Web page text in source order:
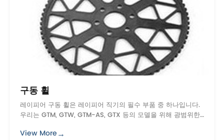
구동 휠
레이피어 구동 휠은 레이피어 직기의 필수 부품 중 하나입니다.
우리는 GTM, GTW, GTM-AS, GTX 등의 모델을 위해 광범위한
니다.
View More→